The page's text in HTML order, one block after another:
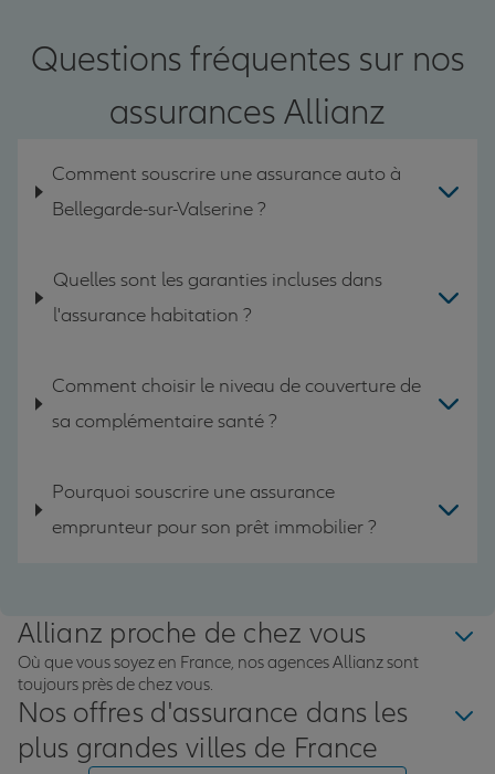
Questions fréquentes sur nos
assurances Allianz
Comment souscrire une assurance auto à
Bellegarde-sur-Valserine ?
Quelles sont les garanties incluses dans
l'assurance habitation ?
Comment choisir le niveau de couverture de
sa complémentaire santé ?
Pourquoi souscrire une assurance
emprunteur pour son prêt immobilier ?
Allianz proche de chez vous
Où que vous soyez en France, nos agences Allianz sont
toujours près de chez vous.
Nos offres d'assurance dans les
plus grandes villes de France